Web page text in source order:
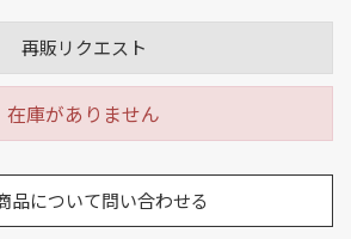
再販リクエスト
在庫がありません
品について問い合わせる